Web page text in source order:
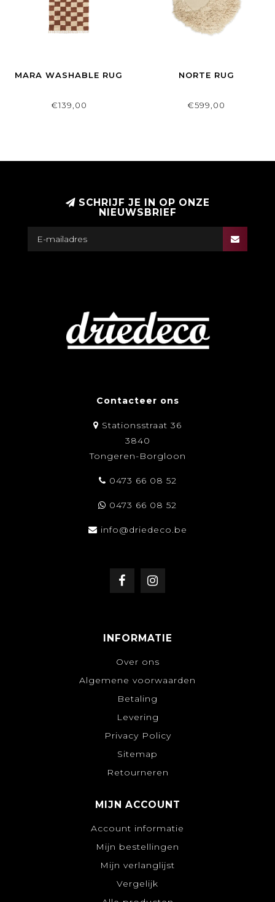
MARA WASHABLE RUG
€139,00
NORTE RUG
€599,00
SCHRIJF JE IN OP ONZE
NIEUWSBRIEF
Contacteer ons
Stationsstraat 36
3840
Tongeren-Borgloon
0473 66 08 52
0473 66 08 52
info@driedeco.be
INFORMATIE
Over ons
Algemene voorwaarden
Betaling
Levering
Privacy Policy
Sitemap
Retourneren
MIJN ACCOUNT
Account informatie
Mijn bestellingen
Mijn verlanglijst
Vergelijk